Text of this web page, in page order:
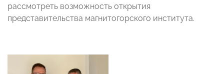
рассмотреть возможность открытия
представительства магнитогорского института.